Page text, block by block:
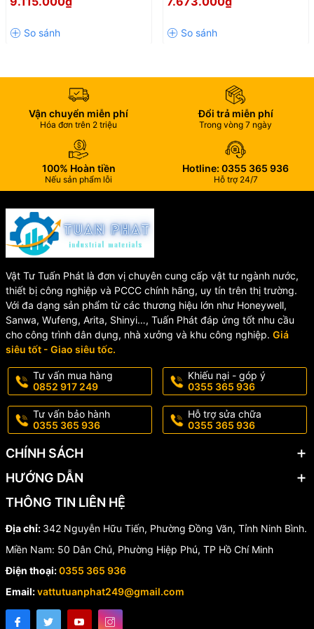
✔️ Độ chính xác cao, hoạt động ổn định
✔️ Truyền động từ giúp giảm mài mòn cơ khí
✔️ Phù hợp cho hệ thống cấp nước sạch dân dụng và công
✔️ Đã bao gồm hiệu chuẩn, yên tâm sử dụng
🏭 Ứng dụng thực tế
Đồng hồ đo lưu lượng FLOWTECH LXLC-50 được sử dụng rộng
💧 Hệ thống cấp nước sạch
🏢 Tòa nhà, chung cư
🏭 Nhà máy sản xuất
🌿 Hệ thống tưới tiêu
🚰 Đường ống công nghiệp và dân dụng
📞 Báo giá đồng hồ nước
FLOWTECH LXLC-50 chính
hãng
Chúng tôi chuyên cung cấp đồng hồ đo lưu lượng nước sạch
FLOWTECH chính hãng, đầy đủ CO-CQ, giá cạnh tranh và giao
hàng toàn quốc.
☎️ Liên hệ ngay để được tư vấn kỹ thuật và nhận báo giá tốt nhất!
📞 Hotline/Zalo: 0355 365 936 - 0852 917 249
FLOWTECH Malaysia – Mặt
DN80 Nối Bích
Vận chuyển miễn phí
Hóa đơn trên 2 triệu
Đổi trả miễn phí
Trong vòng 7 ngày
100% Hoàn tiền
Nếu sản phẩm lỗi
Hotline: 0355 365 936
Hỗ trợ 24/7
Vật Tư Tuấn Phát là đơn vị chuyên cung cấp vật tư ngành nước,
thiết bị công nghiệp và PCCC chính hãng, uy tín trên thị trường.
Với đa dạng sản phẩm từ các thương hiệu lớn như Honeywell,
Sanwa, Wufeng, Arita, Shinyi…, Tuấn Phát đáp ứng tốt nhu cầu
cho công trình dân dụng, nhà xưởng và khu công nghiệp. Giá
siêu tốt - Giao siêu tốc.
Tư vấn mua hàng
0852 917 249
Khiếu nại - góp ý
0355 365 936
Tư vấn bảo hành
0355 365 936
Hỗ trợ sửa chữa
0355 365 936
CHÍNH SÁCH
HƯỚNG DẪN
THÔNG TIN LIÊN HỆ
Địa chỉ: 342 Nguyễn Hữu Tiến, Phường Đồng Văn, Tỉnh Ninh Bình.
Miền Nam: 50 Dân Chủ, Phường Hiệp Phú, TP Hồ Chí Minh
Điện thoại:0355 365 936
Email:vattutuanphat249@gmail.com